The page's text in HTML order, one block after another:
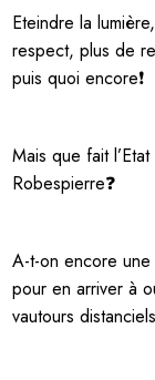
Eteindre la
respect, plus de
puis quoi encore❗
Mais que fait
Robespierre❓
A-t-on encore
pour en arriver à
vautours